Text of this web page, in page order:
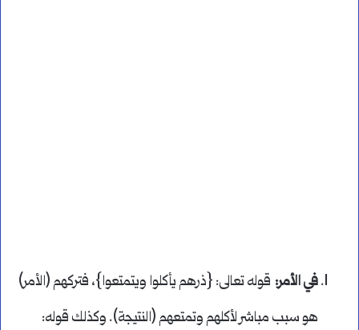
في الأمر: قوله تعالى: {ذرهم يأكلوا ويتمتعوا}، فتركهم (الأمر)
هو سبب مباشر لأكلهم وتمتعهم (النتيجة). وكذلك قوله: